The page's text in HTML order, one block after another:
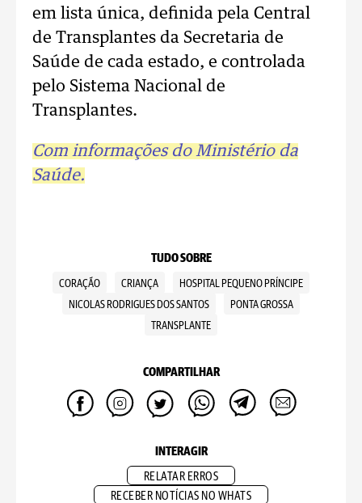
em lista única, definida pela Central
de Transplantes da Secretaria de
Saúde de cada estado, e controlada
pelo Sistema Nacional de
Transplantes.
Com informações do Ministério da
Saúde.
TUDO SOBRE
CORAÇÃO CRIANÇA
HOSPITAL PEQUENO PRÍNCIPE
NICOLAS RODRIGUES DOS SANTOS
PONTA GROSSA
TRANSPLANTE
COMPARTILHAR
INTERAGIR
RELATAR ERROS
RECEBER NOTÍCIAS NO WHATS